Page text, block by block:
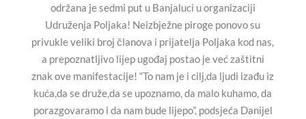
održana je sedmi put u Banjaluci u organizaciji
Udruženja Poljaka! Neizbježne piroge ponovo su
privukle veliki broj članova i prijatelja Poljaka kod nas,
a prepoznatljivo lijep ugođaj postao je već zaštitni
znak ove manifestacije! “To nam je i cilj,da ljudi izađu iz
kuća,da se druže,da se upoznamo, da malo kuhamo, da
porazgovaramo i da nam bude lijepo”, podsjeća Danijel